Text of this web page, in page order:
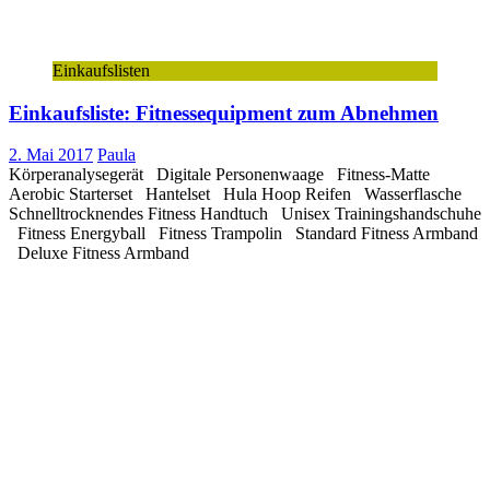
Einkaufslisten
Einkaufsliste: Fitnessequipment zum Abnehmen
2. Mai 2017 Paula
Körperanalysegerät Digitale Personenwaage Fitness-Matte
Aerobic Starterset Hantelset Hula Hoop Reifen Wasserflasche
Schnelltrocknendes Fitness Handtuch Unisex Trainingshandschuhe
Fitness Energyball Fitness Trampolin Standard Fitness Armband
Deluxe Fitness Armband